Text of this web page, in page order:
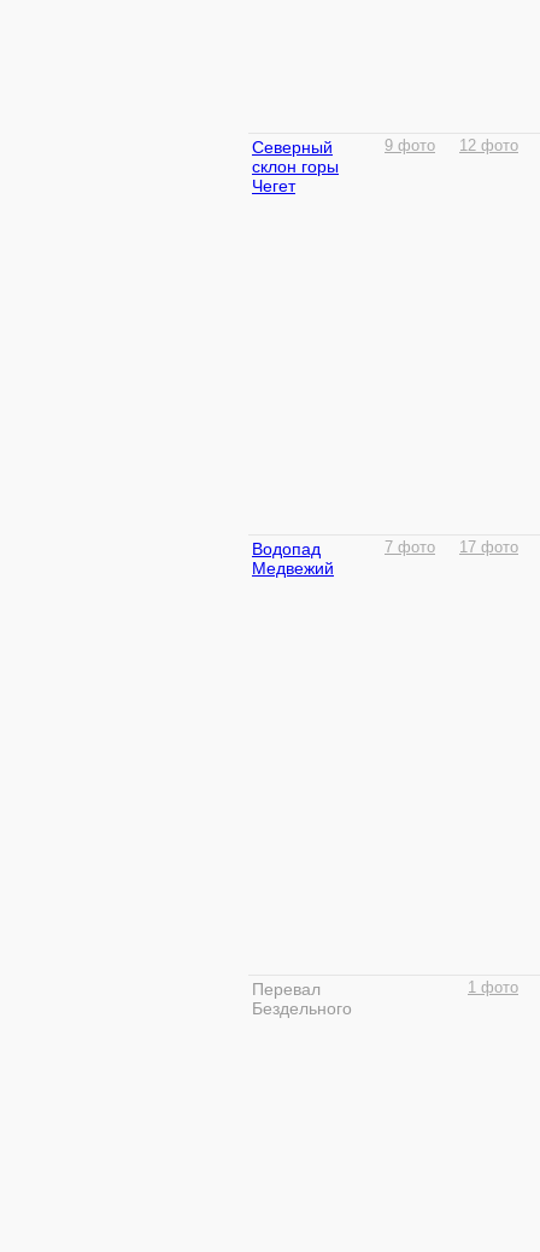
Северный
склон горы
Чегет
9 фото 12 фото
Водопад
Медвежий
7 фото 17 фото
Перевал
Бездельного
1 фото